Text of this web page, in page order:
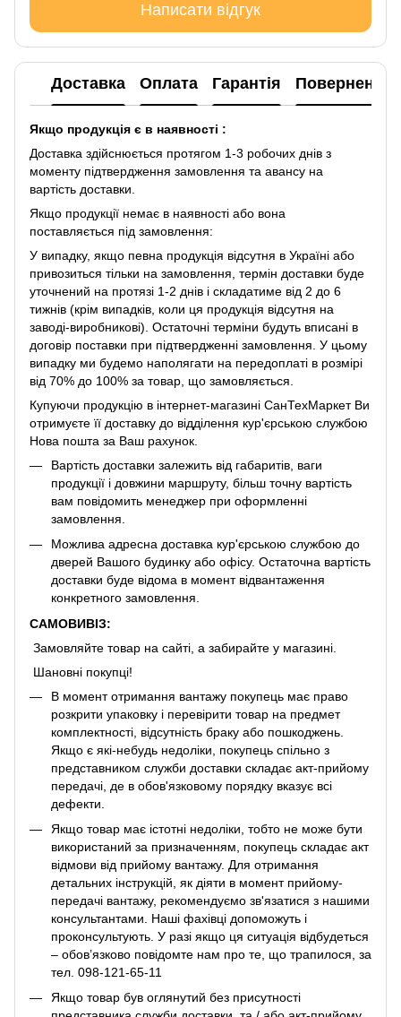
Написати відгук
Доставка Оплата Гарантія Повернення
Якщо продукція є в наявності :
Доставка здійснюється протягом 1-3 робочих днів з
моменту підтвердження замовлення та авансу на
вартість доставки.
Якщо продукції немає в наявності або вона
поставляється під замовлення:
У випадку, якщо певна продукція відсутня в Україні або
привозиться тільки на замовлення, термін доставки буде
уточнений на протязі 1-2 днів і складатиме від 2 до 6
тижнів (крім випадків, коли ця продукція відсутня на
заводі-виробникові). Остаточні терміни будуть вписані в
договір поставки при підтвердженні замовлення. У цьому
випадку ми будемо наполягати на передоплаті в розмірі
від 70% до 100% за товар, що замовляється.
Купуючи продукцію в інтернет-магазині СанТехМаркет Ви
отримуєте її доставку до відділення кур'єрською службою
Нова пошта за Ваш рахунок.
Вартість доставки залежить від габаритів, ваги
продукції і довжини маршруту, більш точну вартість
вам повідомить менеджер при оформленні
замовлення.
Можлива адресна доставка кур'єрською службою до
дверей Вашого будинку або офісу. Остаточна вартість
доставки буде відома в момент відвантаження
конкретного замовлення.
САМОВИВІЗ:
Замовляйте товар на сайті, а забирайте у магазині.
Шановні покупці!
В момент отримання вантажу покупець має право
розкрити упаковку і перевірити товар на предмет
комплектності, відсутність браку або пошкоджень.
Якщо є які-небудь недоліки, покупець спільно з
представником служби доставки складає акт-прийому
передачі, де в обов'язковому порядку вказує всі
дефекти.
Якщо товар має істотні недоліки, тобто не може бути
використаний за призначенням, покупець складає акт
відмови від прийому вантажу. Для отримання
детальних інструкцій, як діяти в момент прийому-
передачі вантажу, рекомендуємо зв'язатися з нашими
консультантами. Наші фахівці допоможуть і
проконсультують. У разі якщо ця ситуація відбудеться
– обов’язково повідомте нам про те, що трапилося, за
тел. 098-121-65-11
Якщо товар був оглянутий без присутності